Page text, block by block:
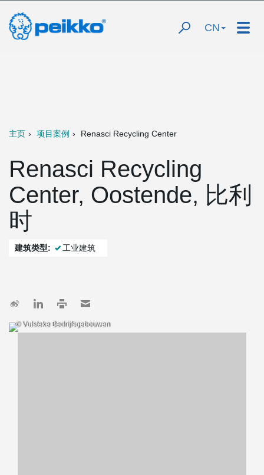
CN
主页 项目案例 Renasci Recycling Center
Renasci Recycling
Center, Oostende, 比利
时
建筑类型: 工业建筑
© Vulsteke Bedrijfsgebouwen